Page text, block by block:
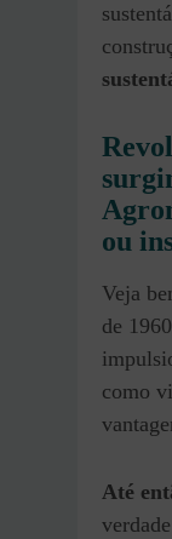
ou
Veja
de
como
Até